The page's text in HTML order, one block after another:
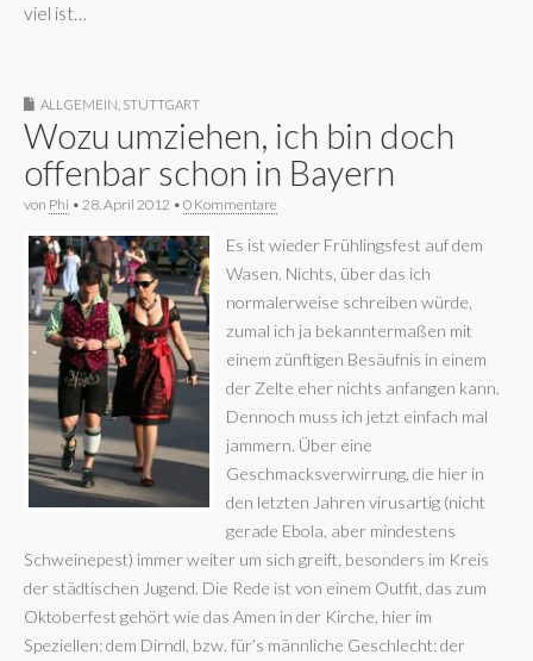
viel ist…
ALLGEMEIN STUTTGART
Wozu umziehen, ich bin doch
offenbar schon in Bayern
von Phi • 28. April 2012 • 0 Kommentare
Es ist wieder Frühlingsfest auf dem
Wasen. Nichts, über das ich
normalerweise schreiben würde,
zumal ich ja bekanntermaßen mit
einem zünftigen Besäufnis in einem
der Zelte eher nichts anfangen kann.
Dennoch muss ich jetzt einfach mal
jammern. Über eine
Geschmacksverwirrung, die hier in
den letzten Jahren virusartig (nicht
gerade Ebola, aber mindestens
Schweinepest) immer weiter um sich greift, besonders im Kreis
der städtischen Jugend. Die Rede ist von einem Outfit, das zum
Oktoberfest gehört wie das Amen in der Kirche, hier im
Speziellen: dem Dirndl, bzw. für’s männliche Geschlecht: der